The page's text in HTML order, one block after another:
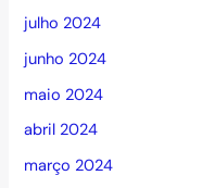
julho 2024
junho 2024
maio 2024
abril 2024
março 2024